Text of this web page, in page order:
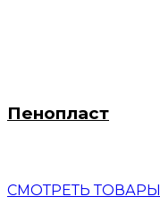
Пенопласт
СМОТРЕТЬ ТОВАРЫ